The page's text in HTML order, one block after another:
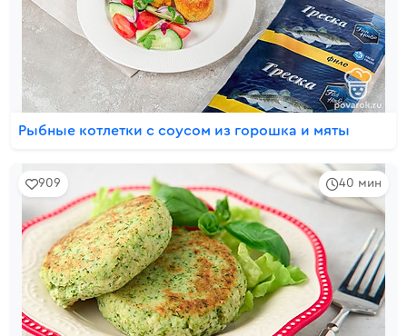
Рыбные котлетки с соусом из горошка и мяты
40 мин
909